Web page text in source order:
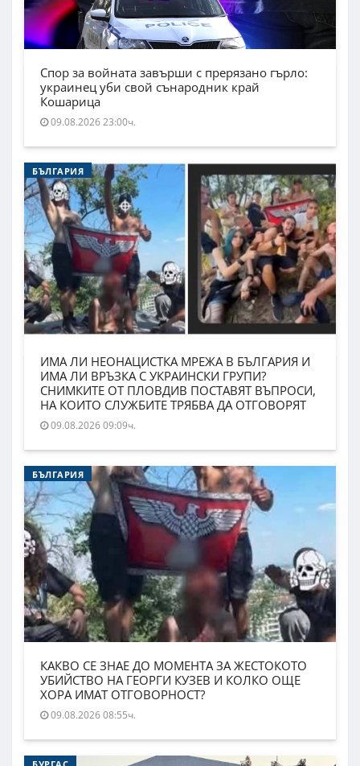
Спор за войната завърши с прерязано гърло:
украинец уби свой сънародник край
Кошарица
09.08.2026 23:00ч.
БЪЛГАРИЯ
ИМА ЛИ НЕОНАЦИСТКА МРЕЖА В БЪЛГАРИЯ И
ИМА ЛИ ВРЪЗКА С УКРАИНСКИ ГРУПИ?
СНИМКИТЕ ОТ ПЛОВДИВ ПОСТАВЯТ ВЪПРОСИ,
НА КОИТО СЛУЖБИТЕ ТРЯБВА ДА ОТГОВОРЯТ
09.08.2026 09:09ч.
БЪЛГАРИЯ
КАКВО СЕ ЗНАЕ ДО МОМЕНТА ЗА ЖЕСТОКОТО
УБИЙСТВО НА ГЕОРГИ КУЗЕВ И КОЛКО ОЩЕ
ХОРА ИМАТ ОТГОВОРНОСТ?
09.08.2026 08:55ч.
БУРГАС